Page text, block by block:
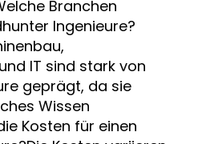
Branchen
Ingenieure?
IT sind stark von
geprägt, da sie
Wissen
Kosten für einen